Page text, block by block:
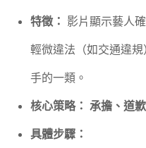
特徵： 影片顯示藝人
輕微違法（如交通違
手的一類。
核心策略： 承擔、道
具體步驟：